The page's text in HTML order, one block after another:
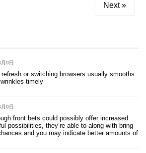
Next »
9日
or switching browsers usually smooths
timely
9日
front bets could possibly offer increased
possibilities, they’re able to along with bring
and you may indicate better amounts of